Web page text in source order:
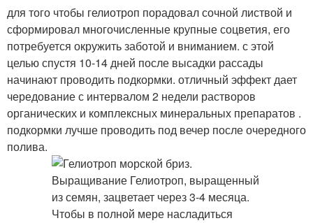
для того чтобы гелиотроп порадовал сочной листвой и
сформировал многочисленные крупные соцветия, его
потребуется окружить заботой и вниманием. с этой
целью спустя 10-14 дней после высадки рассады
начинают проводить подкормки. отличный эффект дает
чередование с интервалом 2 недели растворов
органических и комплексных минеральных препаратов .
подкормки лучше проводить под вечер после очередного
полива.